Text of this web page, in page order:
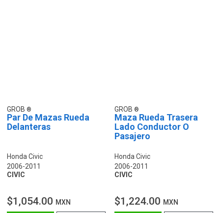
GROB
Par De Mazas Rueda
Delanteras
Honda Civic
2006-2011
CIVIC
$1,054.00 MXN
GROB
Maza Rueda Trasera
Lado Conductor O
Pasajero
Honda Civic
2006-2011
CIVIC
$1,224.00 MXN